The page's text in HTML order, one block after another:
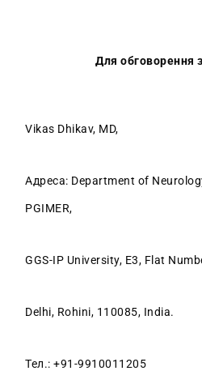
Для обговорення
Vikas Dhikav, MD,
Адреса: Department of
PGIMER,
GGS-IP University, E3, Flat
Delhi, Rohini, 110085, India.
Тел.: +91-9910011205